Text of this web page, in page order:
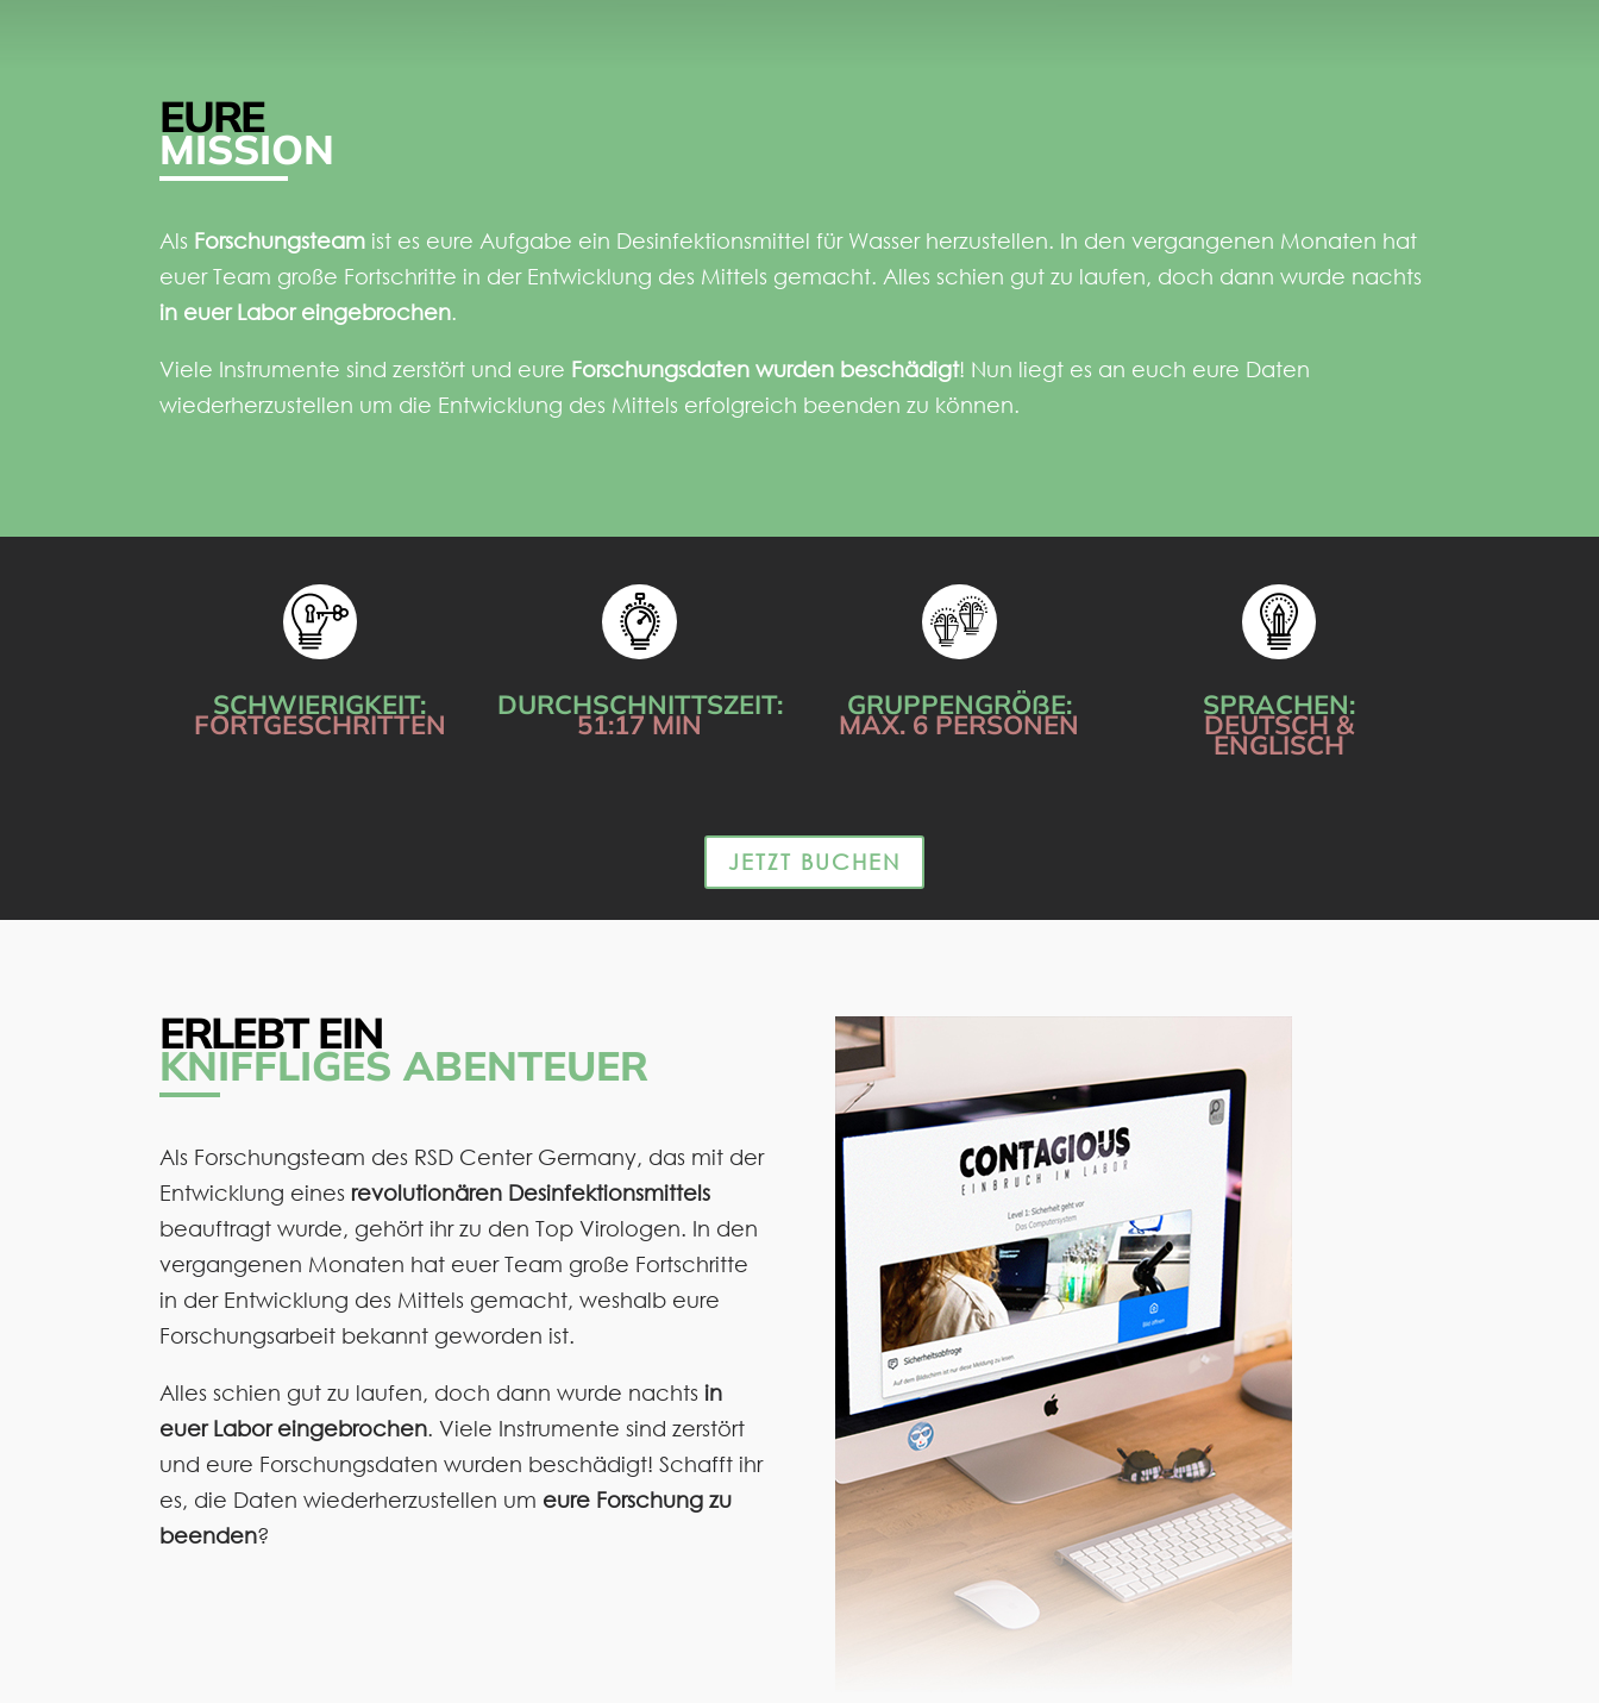
EURE
MISSION
Als Forschungsteam ist es eure Aufgabe ein Desinfektionsmittel für Wasser herzustellen. In den vergangenen Monaten hat
euer Team große Fortschritte in der Entwicklung des Mittels gemacht. Alles schien gut zu laufen, doch dann wurde nachts
in euer Labor eingebrochen.
Viele Instrumente sind zerstört und eure Forschungsdaten wurden beschädigt! Nun liegt es an euch eure Daten
wiederherzustellen um die Entwicklung des Mittels erfolgreich beenden zu können.
SCHWIERIGKEIT:
FORTGESCHRITTEN
DURCHSCHNITTSZEIT:
51:17 MIN
GRUPPENGRÖßE:
MAX. 6 PERSONEN
SPRACHEN:
DEUTSCH &
ENGLISCH
JETZT BUCHEN
ERLEBT EIN
KNIFFLIGES ABENTEUER
Als Forschungsteam des RSD Center Germany, das mit der
Entwicklung eines revolutionären Desinfektionsmittels
beauftragt wurde, gehört ihr zu den Top Virologen. In den
vergangenen Monaten hat euer Team große Fortschritte
in der Entwicklung des Mittels gemacht, weshalb eure
Forschungsarbeit bekannt geworden ist.
Alles schien gut zu laufen, doch dann wurde nachtsin
euer Labor eingebrochen. Viele Instrumente sind zerstört
und eure Forschungsdaten wurden beschädigt! Schafft ihr
es, die Daten wiederherzustellen um eure Forschung zu
beenden?